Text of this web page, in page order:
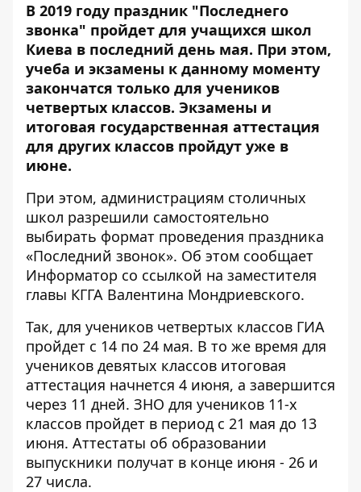
В 2019 году праздник "Последнего
звонка" пройдет для учащихся школ
Киева в последний день мая. При этом,
учеба и экзамены к данному моменту
закончатся только для учеников
четвертых классов. Экзамены и
итоговая государственная аттестация
для других классов пройдут уже в
июне.
При этом, администрациям столичных
школ разрешили самостоятельно
выбирать формат проведения праздника
«Последний звонок». Об этом сообщает
Информатор со ссылкой на заместителя
главы КГГА Валентина Мондриевского.
Так, для учеников четвертых классов ГИА
пройдет с 14 по 24 мая. В то же время для
учеников девятых классов итоговая
аттестация начнется 4 июня, а завершится
через 11 дней. ЗНО для учеников 11-х
классов пройдет в период с 21 мая до 13
июня. Аттестаты об образовании
выпускники получат в конце июня - 26 и
27 числа.